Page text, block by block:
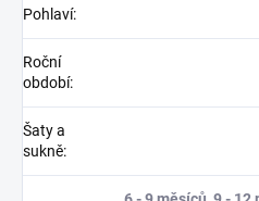
Pohlaví:
Roční
období:
Šaty a
sukně: